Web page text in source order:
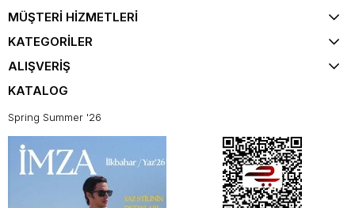
MÜŞTERİ HİZMETLERİ
KATEGORİLER
ALIŞVERİŞ
KATALOG
Spring Summer '26